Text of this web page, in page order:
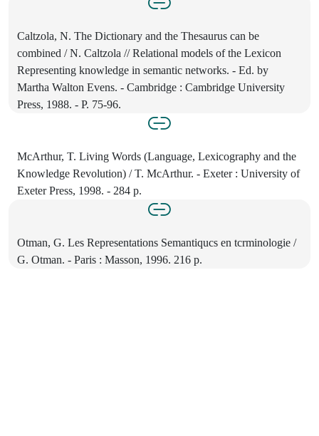
Caltzola, N. The Dictionary and the Thesaurus can be
combined / N. Caltzola // Relational models of the Lexicon
Representing knowledge in semantic networks. - Ed. by
Martha Walton Evens. - Cambridge : Cambridge University
Press, 1988. - P. 75-96.
McArthur, T. Living Words (Language, Lexicography and the
Knowledge Revolution) / T. McArthur. - Exeter : University of
Exeter Press, 1998. - 284 p.
Otman, G. Les Representations Semantiqucs en tcrminologie /
G. Otman. - Paris : Masson, 1996. 216 p.